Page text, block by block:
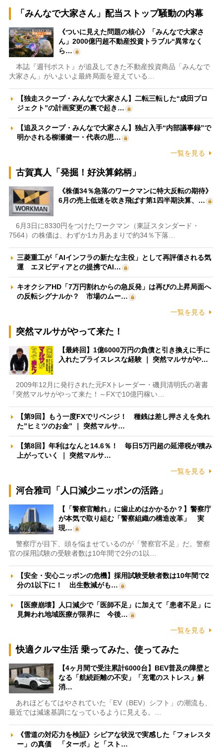
「みんなで大家さん」配当ストップ騒動の内幕
《ついに見えた問題の核心》「みんなで大家さ
ん」2000億円超不動産投資トラブル“異常なく
ら…
本誌『週刊ポスト』が追及してきた不動産投資商品「みんなで
大家さん」がいよいよ最終局面を迎えている…
【独走スクープ・みんなで大家さん】二転三転した“成田プロ
ジェクト”の計画変更の裏で起き…
【追及スクープ・みんなで大家さん】独占入手“内部議事録”で
明かされる柳瀬健一・代表の思…
一覧を見る
古賀真人「発掘！好決算銘柄」
《株価34％急落のワークマンに特大反転の期待》
6月の売上低迷を吹き飛ばす第1四半期決算、…
6月3日に8330円をつけたワークマン（東証スタンダード・
7564）の株価は、わずか1カ月あまりで約34％下落…
三菱重工が「AIインフラの新たな主役」として再評価される気
運 エヌビディアとの提携でAI…
キオクシアHD「7万円割れからの急反発」は再びの上昇局面へ
の反転シグナルか？ 市場のムー…
一覧を見る
突然マルサがやって来た！
【最終回】1億6000万円の負債と引き換えに手に
入れたプライスレスな経験 ｜ 突然マルサがや…
2009年12月に発行された元FXトレーダー・磯貝清明氏の著書
『突然マルサがやって来た！～FXで10億円稼い…
【第9回】もう一度FXでリベンジ！ 種銭は差し押さえを免れ
た”ヒミツのお金” ｜ 突然マルサ…
【第8回】年利はなんと14.6％！ 毎日5万円超の延滞税が積み
上がっていく ｜ 突然マルサ…
一覧を見る
河合雅司「人口減少ニッポンの活路」
【「警察官離れ」に歯止めはかかるか？】警察庁
が本気で取り組む「警察組織の構造改革」 実
現…
警察庁が目下、頭を悩ませているのが「警察官不足」だ。警察
官の採用試験の受験者数は10年間で2分の1以…
【安全・安心ニッポンの危機】採用試験受験者数は10年間で2
分の1以下に！ 出生数減がも…
【医療崩壊】人口減少で「医師不足」に加えて「患者不足」に
見舞われ地域医療が限界に 今後…
一覧を見る
快適クルマ生活 乗ってみた、使ってみた
【4ヶ月間で受注累計6000台】BEV普及の障壁と
なる「航続距離の不安」「充電のストレス」解
消…
あれほどもてはやされていた「EV（BEV）シフト」の潮流も、
最近では減速基調になっているように見える。…
《雪道の対応力を検証》シビアな状況で実感した「フォレスタ
ー」の真価 「ターボ」と「スト…